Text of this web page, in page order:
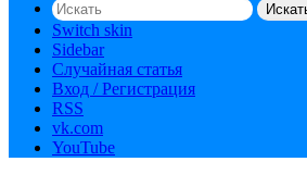
Switch skin
Sidebar
Случайная статья
Вход / Регистрация
RSS
vk.com
YouTube